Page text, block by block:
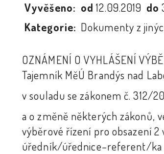
Vyvěšeno: od12.09.2019 do
Kategorie: Dokumenty z
OZNÁMENÍ O VYHLÁŠENÍ
Tajemník MěÚ Brandýs nad
v souladu se zákonem č. 312/
a o změně některých zákonů,
výběrové řízení pro obsazení
úředník/úřednice–referent/ka